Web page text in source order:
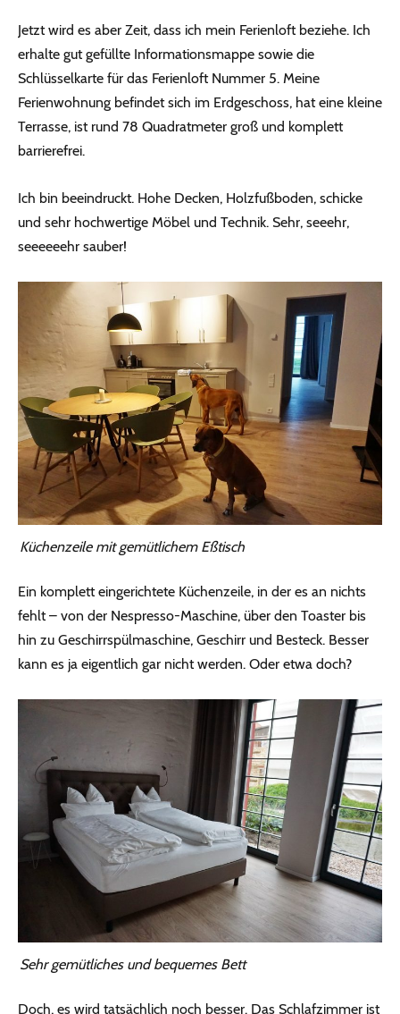
Jetzt wird es aber Zeit, dass ich mein Ferienloft beziehe. Ich
erhalte gut gefüllte Informationsmappe sowie die
Schlüsselkarte für das Ferienloft Nummer 5. Meine
Ferienwohnung befindet sich im Erdgeschoss, hat eine kleine
Terrasse, ist rund 78 Quadratmeter groß und komplett
barrierefrei.
Ich bin beeindruckt. Hohe Decken, Holzfußboden, schicke
und sehr hochwertige Möbel und Technik. Sehr, seeehr,
seeeeeehr sauber!
Küchenzeile mit gemütlichem Eßtisch
Ein komplett eingerichtete Küchenzeile, in der es an nichts
fehlt – von der Nespresso-Maschine, über den Toaster bis
hin zu Geschirrspülmaschine, Geschirr und Besteck. Besser
kann es ja eigentlich gar nicht werden. Oder etwa doch?
Sehr gemütliches und bequemes Bett
Doch, es wird tatsächlich noch besser. Das Schlafzimmer ist